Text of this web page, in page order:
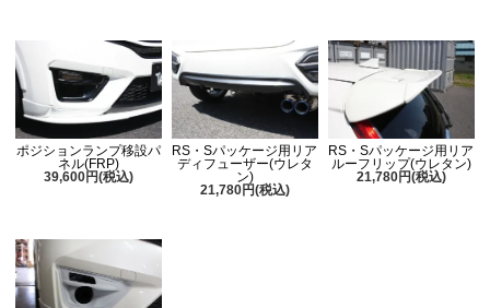
ポジションランプ移設パ
ネル(FRP)
39,600円(税込)
RS・Sパッケージ用リア
ディフューザー(ウレタ
ン)
21,780円(税込)
RS・Sパッケージ用リア
ルーフリップ(ウレタン)
21,780円(税込)